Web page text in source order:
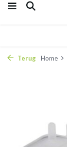
Terug Home